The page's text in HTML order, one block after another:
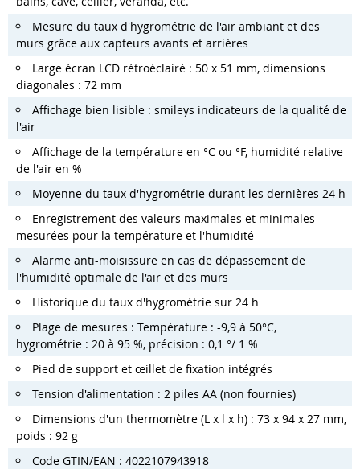
Mesure du taux d'hygrométrie de l'air ambiant et des
murs grâce aux capteurs avants et arrières
Large écran LCD rétroéclairé : 50 x 51 mm, dimensions
diagonales : 72 mm
Affichage bien lisible : smileys indicateurs de la qualité de
l'air
Affichage de la température en °C ou °F, humidité relative
de l'air en %
Moyenne du taux d'hygrométrie durant les dernières 24 h
Enregistrement des valeurs maximales et minimales
mesurées pour la température et l'humidité
Alarme anti-moisissure en cas de dépassement de
l'humidité optimale de l'air et des murs
Historique du taux d'hygrométrie sur 24 h
Plage de mesures : Température : -9,9 à 50°C,
hygrométrie : 20 à 95 %, précision : 0,1 °/ 1 %
Pied de support et œillet de fixation intégrés
Tension d'alimentation : 2 piles AA (non fournies)
Dimensions d'un thermomètre (L x l x h) : 73 x 94 x 27 mm,
poids : 92 g
Code GTIN/EAN : 4022107943918